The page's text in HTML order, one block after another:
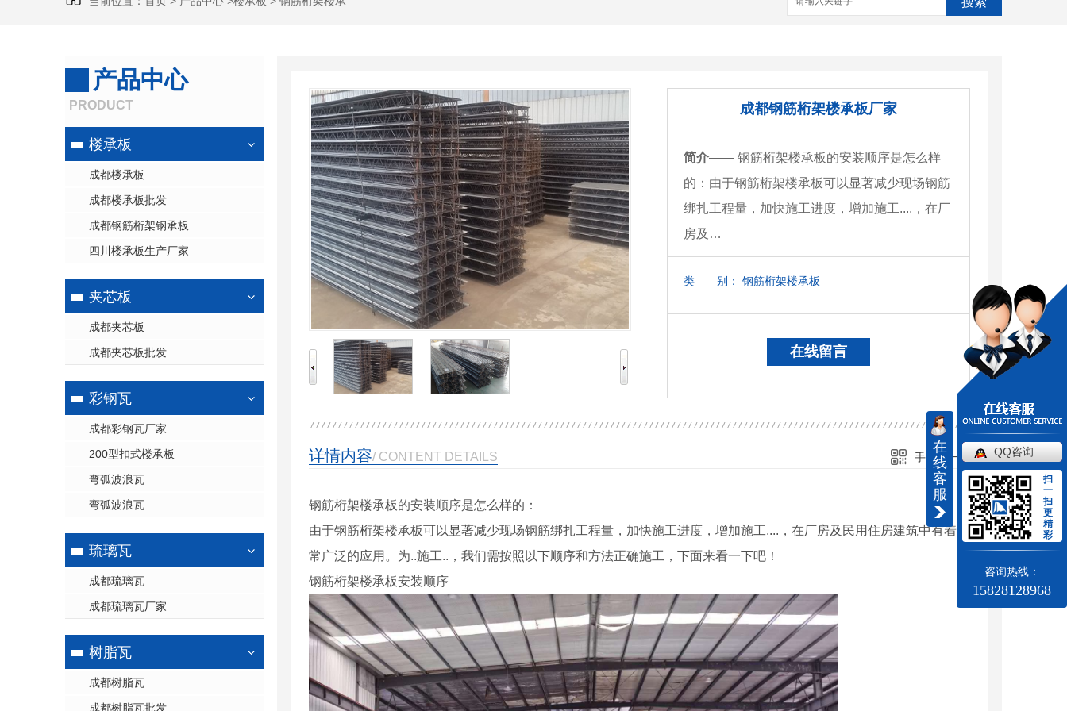
产品中心
PRODUCT
楼承板
成都楼承板
成都楼承板批发
成都钢筋桁架钢承板
四川楼承板生产厂家
夹芯板
成都夹芯板
成都夹芯板批发
彩钢瓦
成都彩钢瓦厂家
200型扣式楼承板
弯弧波浪瓦
弯弧波浪瓦
琉璃瓦
成都琉璃瓦
成都琉璃瓦厂家
树脂瓦
成都树脂瓦
成都树脂瓦批发
成都钢筋桁架楼承板厂家
简介—— 钢筋桁架楼承板的安装顺序是怎么样
的：由于钢筋桁架楼承板可以显著减少现场钢筋
绑扎工程量，加快施工进度，增加施工....，在厂
房及…
类 别： 钢筋桁架楼承板
在线留言
详情内容/ CONTENT DETAILS 手机扫一扫
钢筋桁架楼承板的安装顺序是怎么样的：
由于钢筋桁架楼承板可以显著减少现场钢筋绑扎工程量，加快施工进度，增加施工....，在厂房及民用住房建筑中有着非
常广泛的应用。为..施工..，我们需按照以下顺序和方法正确施工，下面来看一下吧！
钢筋桁架楼承板安装顺序
在
线
客
服
QQ咨询
扫
一
扫
更
精
彩
咨询热线：
15828128968